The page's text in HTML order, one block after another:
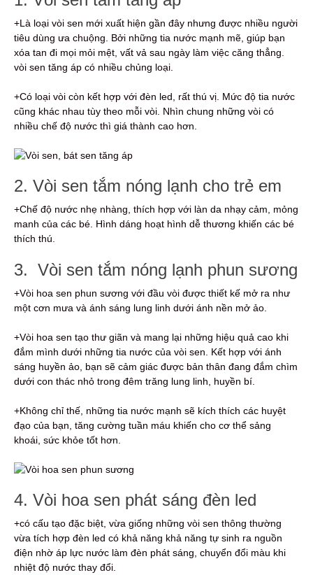
+Là loại vòi sen mới xuất hiện gần đây nhưng được nhiều người
tiêu dùng ưa chuộng. Bởi những tia nước mạnh mẽ, giúp bạn
xóa tan đi mọi mỏi mệt, vất vả sau ngày làm việc căng thẳng.
vòi sen tăng áp có nhiều chủng loại.
+Có loại vòi còn kết hợp với đèn led, rất thú vị. Mức độ tia nước
cũng khác nhau tùy theo mỗi vòi. Nhìn chung những vòi có
nhiều chế độ nước thì giá thành cao hơn.
2. Vòi sen tắm nóng lạnh cho trẻ em
+Chế độ nước nhẹ nhàng, thích hợp với làn da nhạy cảm, mỏng
manh của các bé. Hình dáng hoạt hình dễ thương khiến các bé
thích thú.
3. Vòi sen tắm nóng lạnh phun sương
+Vòi hoa sen phun sương với đầu vòi được thiết kế mở ra như
một cơn mưa và ánh sáng lung linh dưới ánh nền mở ảo.
+Vòi hoa sen tạo thư giãn và mang lại những hiệu quả cao khi
đắm mình dưới những tia nước của vòi sen. Kết hợp với ánh
sáng huyền ảo, bạn sẽ cảm giác được bản thân đang đắm chìm
dưới con thác nhỏ trong đêm trăng lung linh, huyền bí.
+Không chỉ thế, những tia nước mạnh sẽ kích thích các huyệt
đạo của bạn, tăng cường tuần máu khiến cho cơ thể sảng
khoái, sức khỏe tốt hơn.
4. Vòi hoa sen phát sáng đèn led
+có cấu tạo đặc biệt, vừa giống những vòi sen thông thường
vừa tích hợp đèn led có khả năng khả năng tự sinh ra nguồn
điện nhờ áp lực nước làm đèn phát sáng, chuyển đổi màu khi
nhiệt độ nước thay đổi.